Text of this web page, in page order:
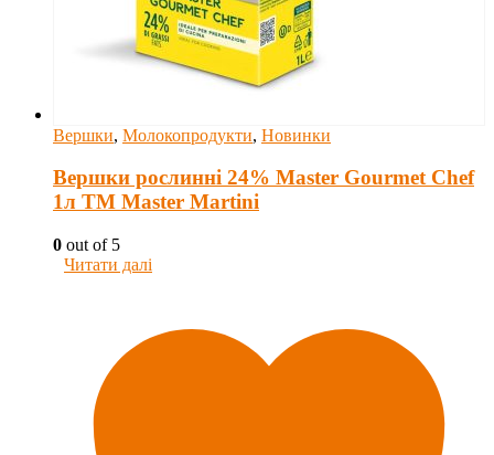
Вершки, Молокопродукти, Новинки
Вершки рослинні 24% Master Gourmet Chef
1л ТМ Master Martini
0 out of 5
Читати далі